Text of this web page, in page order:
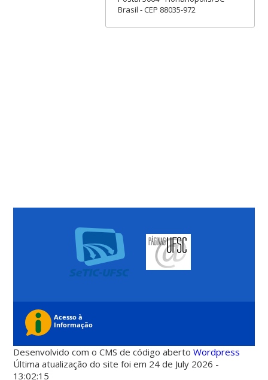
Brasil - CEP 88035-972
Desenvolvido com o CMS de código abertoWordpress
Última atualização do site foi em 24 de July 2026 -
13:02:15